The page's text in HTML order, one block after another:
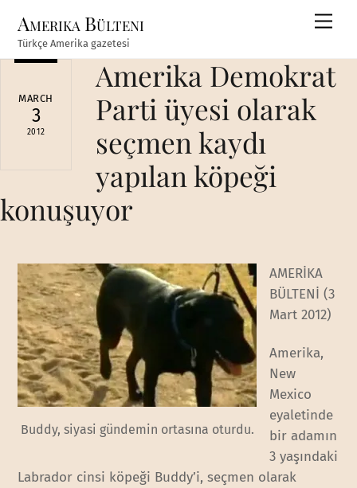
content
Amerika Bülteni
Türkçe Amerika gazetesi
MARCH
3
2012
Amerika Demokrat
Parti üyesi olarak
seçmen kaydı
yapılan köpeği
konuşuyor
Buddy, siyasi gündemin ortasına oturdu.
AMERİKA
BÜLTENİ (3
Mart 2012)
Amerika,
New
Mexico
eyaletinde
bir adamın
3 yaşındaki
Labrador cinsi köpeği Buddy’i, seçmen olarak